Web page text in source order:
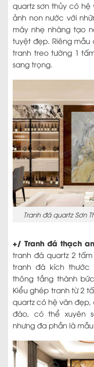
quartz sơn thủy có
ảnh non nước với
mây nhẹ nhàng tạo
tuyệt đẹp. Riêng mẫu
tranh treo tường 1
sang trọng.
Tranh đá quartz Sơn
+/ Tranh đá thạch
tranh đá quartz 2
tranh đá kích thước
thông tầng thành
Kiểu ghép tranh từ 2
quartz có hệ vân
đáo, có thể xuyên
nhưng đa phần là